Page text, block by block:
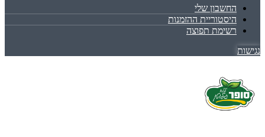
החשבון שלי
היסטוריית ההזמנות
רשימת תפוצה
נגישות